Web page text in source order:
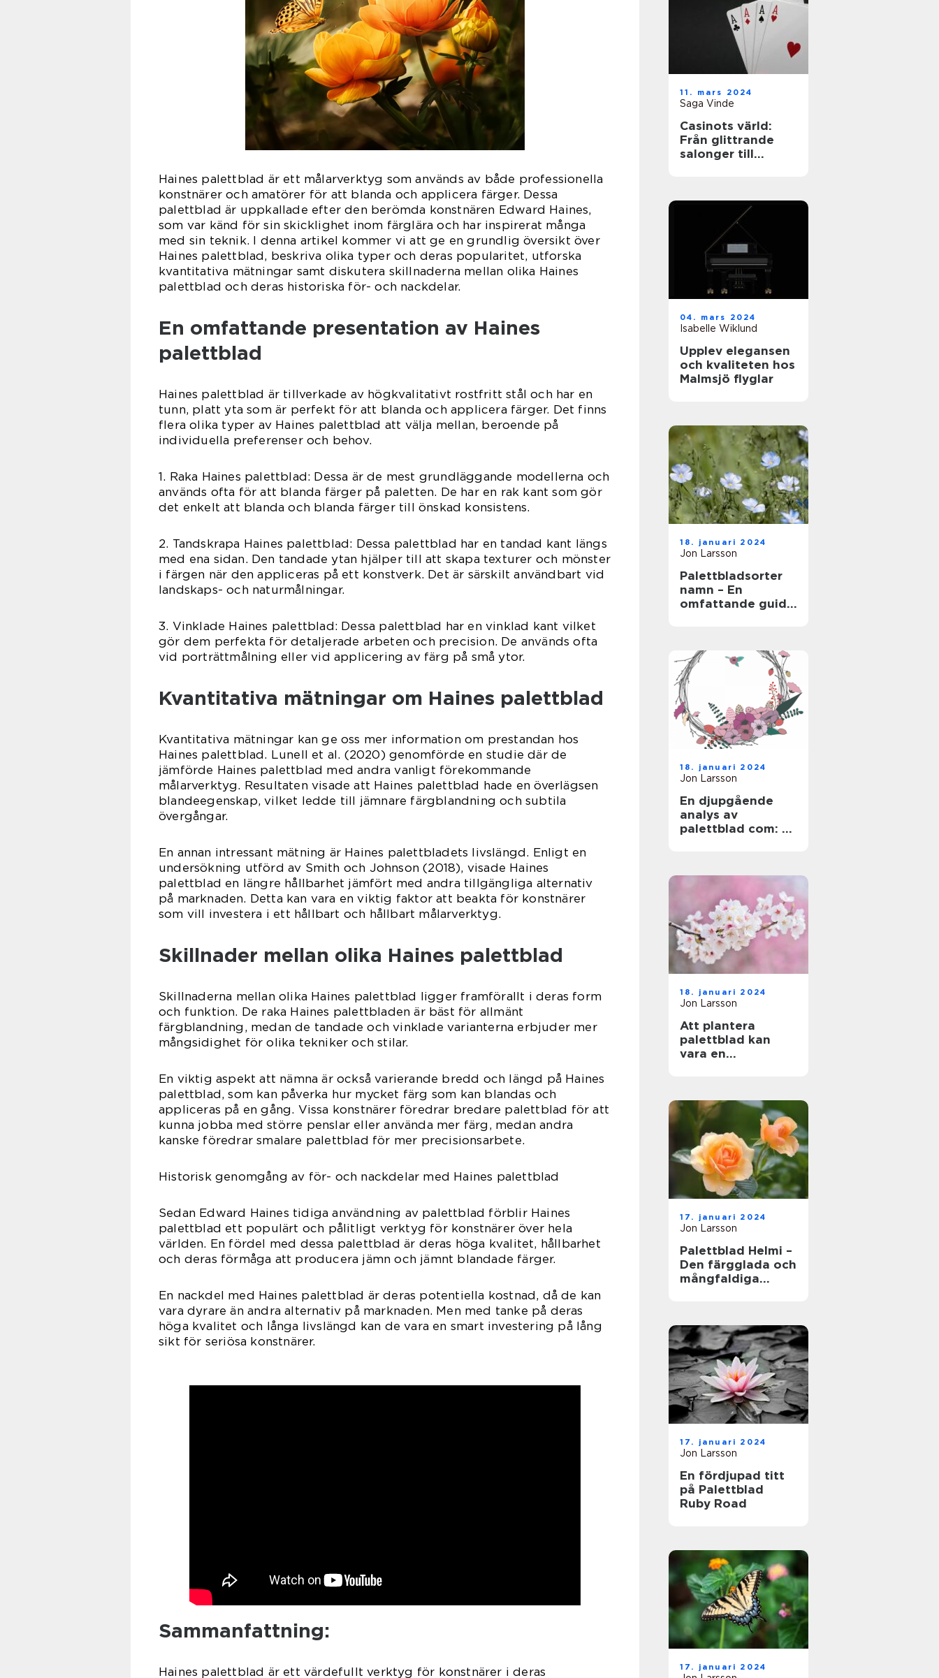
Haines palettblad är ett målarverktyg som används av både professionella
konstnärer och amatörer för att blanda och applicera färger. Dessa
palettblad är uppkallade efter den berömda konstnären Edward Haines,
som var känd för sin skicklighet inom färglära och har inspirerat många
med sin teknik. I denna artikel kommer vi att ge en grundlig översikt över
Haines palettblad, beskriva olika typer och deras popularitet, utforska
kvantitativa mätningar samt diskutera skillnaderna mellan olika Haines
palettblad och deras historiska för- och nackdelar.
En omfattande presentation av Haines
palettblad
Haines palettblad är tillverkade av högkvalitativt rostfritt stål och har en
tunn, platt yta som är perfekt för att blanda och applicera färger. Det finns
flera olika typer av Haines palettblad att välja mellan, beroende på
individuella preferenser och behov.
1. Raka Haines palettblad: Dessa är de mest grundläggande modellerna och
används ofta för att blanda färger på paletten. De har en rak kant som gör
det enkelt att blanda och blanda färger till önskad konsistens.
2. Tandskrapa Haines palettblad: Dessa palettblad har en tandad kant längs
med ena sidan. Den tandade ytan hjälper till att skapa texturer och mönster
i färgen när den appliceras på ett konstverk. Det är särskilt användbart vid
landskaps- och naturmålningar.
3. Vinklade Haines palettblad: Dessa palettblad har en vinklad kant vilket
gör dem perfekta för detaljerade arbeten och precision. De används ofta
vid porträttmålning eller vid applicering av färg på små ytor.
Kvantitativa mätningar om Haines palettblad
Kvantitativa mätningar kan ge oss mer information om prestandan hos
Haines palettblad. Lunell et al. (2020) genomförde en studie där de
jämförde Haines palettblad med andra vanligt förekommande
målarverktyg. Resultaten visade att Haines palettblad hade en överlägsen
blandeegenskap, vilket ledde till jämnare färgblandning och subtila
övergångar.
En annan intressant mätning är Haines palettbladets livslängd. Enligt en
undersökning utförd av Smith och Johnson (2018), visade Haines
palettblad en längre hållbarhet jämfört med andra tillgängliga alternativ
på marknaden. Detta kan vara en viktig faktor att beakta för konstnärer
som vill investera i ett hållbart och hållbart målarverktyg.
Skillnader mellan olika Haines palettblad
Skillnaderna mellan olika Haines palettblad ligger framförallt i deras form
och funktion. De raka Haines palettbladen är bäst för allmänt
färgblandning, medan de tandade och vinklade varianterna erbjuder mer
mångsidighet för olika tekniker och stilar.
En viktig aspekt att nämna är också varierande bredd och längd på Haines
palettblad, som kan påverka hur mycket färg som kan blandas och
appliceras på en gång. Vissa konstnärer föredrar bredare palettblad för att
kunna jobba med större penslar eller använda mer färg, medan andra
kanske föredrar smalare palettblad för mer precisionsarbete.
Historisk genomgång av för- och nackdelar med Haines palettblad
Sedan Edward Haines tidiga användning av palettblad förblir Haines
palettblad ett populärt och pålitligt verktyg för konstnärer över hela
världen. En fördel med dessa palettblad är deras höga kvalitet, hållbarhet
och deras förmåga att producera jämn och jämnt blandade färger.
En nackdel med Haines palettblad är deras potentiella kostnad, då de kan
vara dyrare än andra alternativ på marknaden. Men med tanke på deras
höga kvalitet och långa livslängd kan de vara en smart investering på lång
sikt för seriösa konstnärer.
Sammanfattning:
Haines palettblad är ett värdefullt verktyg för konstnärer i deras
11. mars 2024
Saga Vinde
Casinots värld:
Från glittrande
salonger till
04. mars 2024
Isabelle Wiklund
Upplev elegansen
och kvaliteten hos
Malmsjö flyglar
18. januari 2024
Jon Larsson
Palettbladsorter
namn – En
omfattande guide
18. januari 2024
Jon Larsson
En djupgående
analys av
palettblad com: En
18. januari 2024
Jon Larsson
Att plantera
palettblad kan
vara en
trädgårdsmästare
och nybörjare
17. januari 2024
Jon Larsson
Palettblad Helmi –
Den färgglada och
mångfaldiga
17. januari 2024
Jon Larsson
En fördjupad titt
på Palettblad
Ruby Road
17. januari 2024